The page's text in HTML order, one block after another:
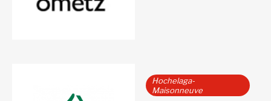
Hochelaga-
Maisonneuve